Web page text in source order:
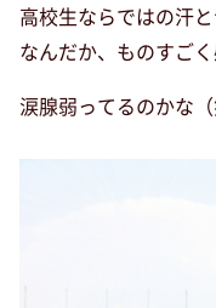
高校生ならではの汗
なんだか、ものすご
涙腺弱ってるのかな（